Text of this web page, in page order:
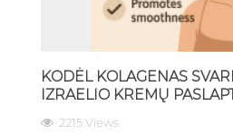
KODĖL KOLAGENAS
IZRAELIO KREMŲ
2215 Views